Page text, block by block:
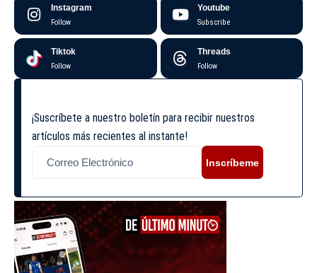
Instagram
Follow
Youtube
Subscribe
Tiktok
Follow
Threads
Follow
¡Suscríbete a nuestro boletín para recibir nuestros
artículos más recientes al instante!
Inscríbeme